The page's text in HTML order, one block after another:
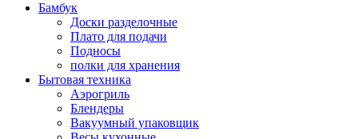
Бамбук
Доски разделочные
Плато для подачи
Подносы
полки для хранения
Бытовая техника
Аэрогриль
Блендеры
Вакуумный упаковщик